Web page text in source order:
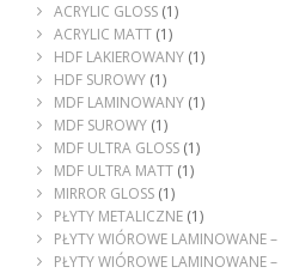
ACRYLIC GLOSS (1)
ACRYLIC MATT (1)
HDF LAKIEROWANY (1)
HDF SUROWY (1)
MDF LAMINOWANY (1)
MDF SUROWY (1)
MDF ULTRA GLOSS (1)
MDF ULTRA MATT (1)
MIRROR GLOSS (1)
PŁYTY METALICZNE (1)
PŁYTY WIÓROWE LAMINOWANE
PŁYTY WIÓROWE LAMINOWANE